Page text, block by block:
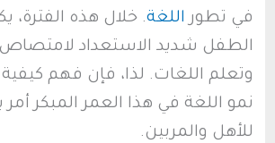
في تطور اللغة. خلال هذه الفترة،
الطفل شديد الاستعداد
وتعلم اللغات. لذا، فإن فهم
نمو اللغة في هذا العمر المبكر أمر
للأهل والمربين.